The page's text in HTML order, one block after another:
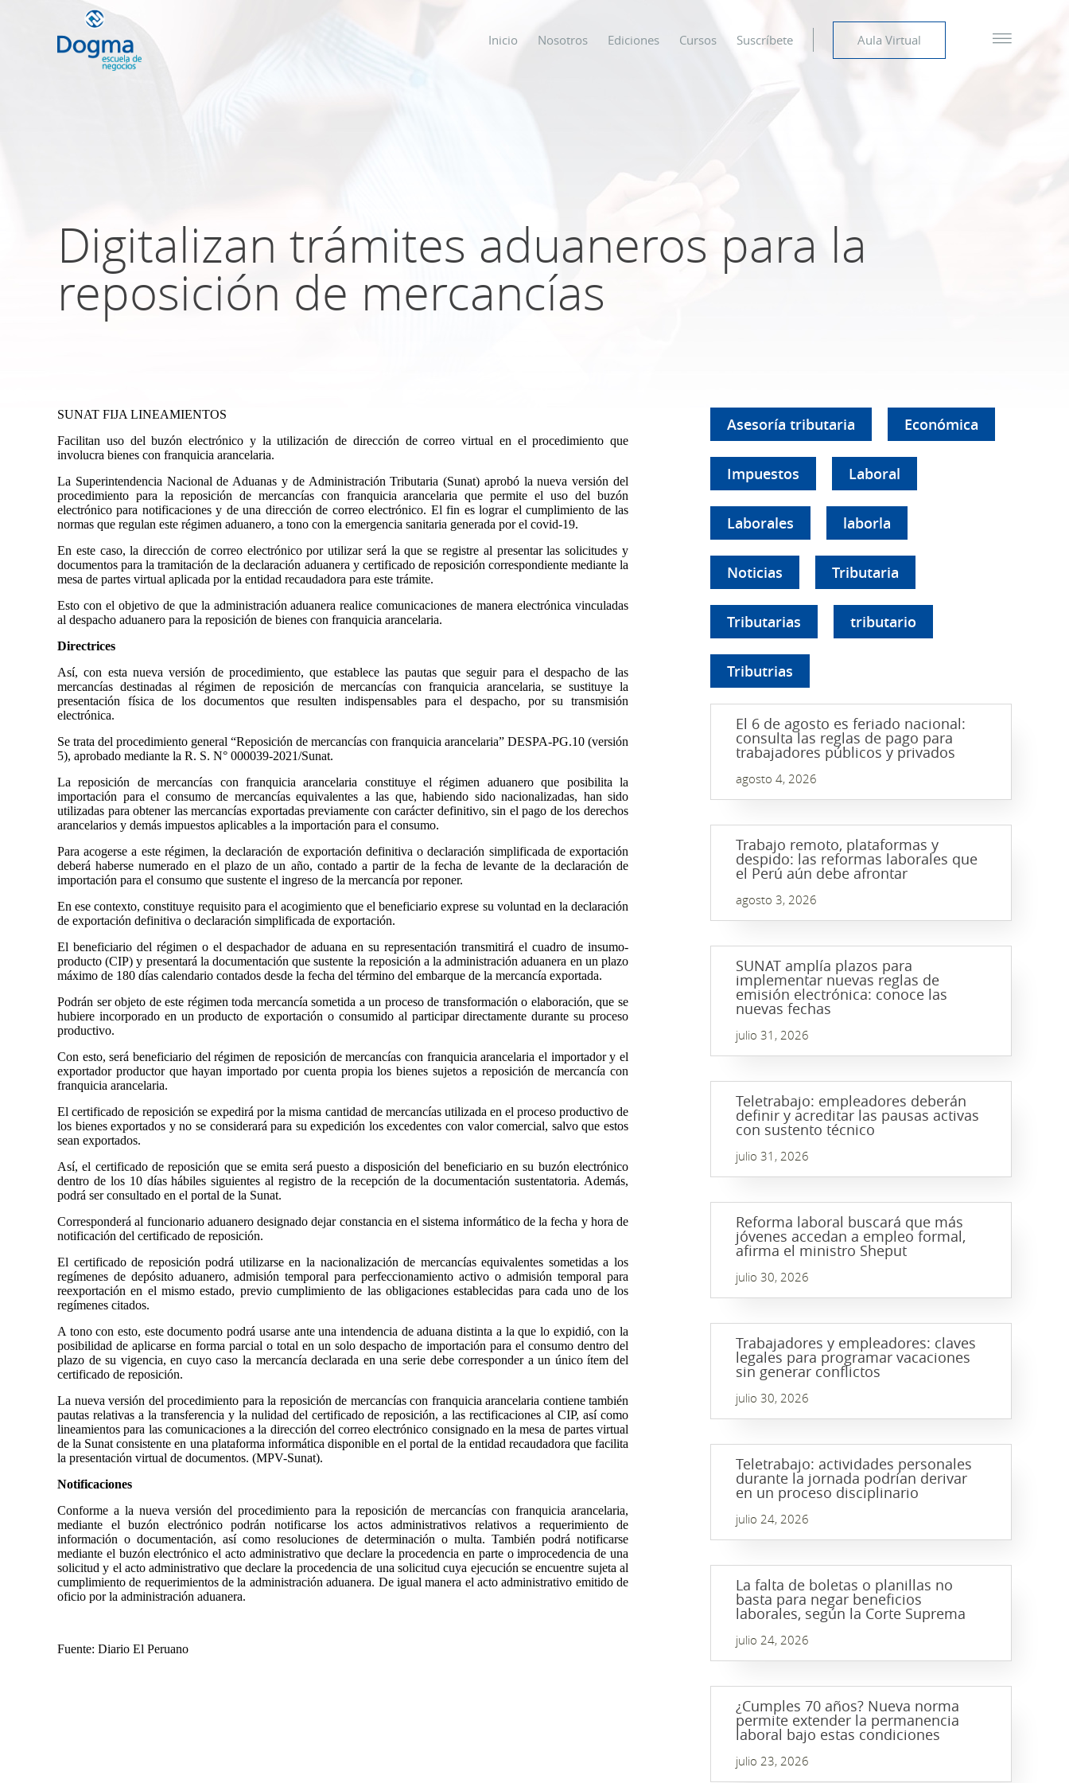
Inicio Nosotros Ediciones Cursos Suscríbete Aula Virtual
Digitalizan trámites aduaneros para la
reposición de mercancías
SUNAT FIJA LINEAMIENTOS
Facilitan uso del buzón electrónico y la utilización de dirección de correo virtual en el procedimiento que
involucra bienes con franquicia arancelaria.
La Superintendencia Nacional de Aduanas y de Administración Tributaria (Sunat) aprobó la nueva versión del
procedimiento para la reposición de mercancías con franquicia arancelaria que permite el uso del buzón
electrónico para notificaciones y de una dirección de correo electrónico. El fin es lograr el cumplimiento de las
normas que regulan este régimen aduanero, a tono con la emergencia sanitaria generada por el covid-19.
En este caso, la dirección de correo electrónico por utilizar será la que se registre al presentar las solicitudes y
documentos para la tramitación de la declaración aduanera y certificado de reposición correspondiente mediante la
mesa de partes virtual aplicada por la entidad recaudadora para este trámite.
Esto con el objetivo de que la administración aduanera realice comunicaciones de manera electrónica vinculadas
al despacho aduanero para la reposición de bienes con franquicia arancelaria.
Directrices
Así, con esta nueva versión de procedimiento, que establece las pautas que seguir para el despacho de las
mercancías destinadas al régimen de reposición de mercancías con franquicia arancelaria, se sustituye la
presentación física de los documentos que resulten indispensables para el despacho, por su transmisión
electrónica.
Se trata del procedimiento general “Reposición de mercancías con franquicia arancelaria” DESPA-PG.10 (versión
5), aprobado mediante la R. S. N° 000039-2021/Sunat.
La reposición de mercancías con franquicia arancelaria constituye el régimen aduanero que posibilita la
importación para el consumo de mercancías equivalentes a las que, habiendo sido nacionalizadas, han sido
utilizadas para obtener las mercancías exportadas previamente con carácter definitivo, sin el pago de los derechos
arancelarios y demás impuestos aplicables a la importación para el consumo.
Para acogerse a este régimen, la declaración de exportación definitiva o declaración simplificada de exportación
deberá haberse numerado en el plazo de un año, contado a partir de la fecha de levante de la declaración de
importación para el consumo que sustente el ingreso de la mercancía por reponer.
En ese contexto, constituye requisito para el acogimiento que el beneficiario exprese su voluntad en la declaración
de exportación definitiva o declaración simplificada de exportación.
El beneficiario del régimen o el despachador de aduana en su representación transmitirá el cuadro de insumo-
producto (CIP) y presentará la documentación que sustente la reposición a la administración aduanera en un plazo
máximo de 180 días calendario contados desde la fecha del término del embarque de la mercancía exportada.
Podrán ser objeto de este régimen toda mercancía sometida a un proceso de transformación o elaboración, que se
hubiere incorporado en un producto de exportación o consumido al participar directamente durante su proceso
productivo.
Con esto, será beneficiario del régimen de reposición de mercancías con franquicia arancelaria el importador y el
exportador productor que hayan importado por cuenta propia los bienes sujetos a reposición de mercancía con
franquicia arancelaria.
El certificado de reposición se expedirá por la misma cantidad de mercancías utilizada en el proceso productivo de
los bienes exportados y no se considerará para su expedición los excedentes con valor comercial, salvo que estos
sean exportados.
Así, el certificado de reposición que se emita será puesto a disposición del beneficiario en su buzón electrónico
dentro de los 10 días hábiles siguientes al registro de la recepción de la documentación sustentatoria. Además,
podrá ser consultado en el portal de la Sunat.
Corresponderá al funcionario aduanero designado dejar constancia en el sistema informático de la fecha y hora de
notificación del certificado de reposición.
El certificado de reposición podrá utilizarse en la nacionalización de mercancías equivalentes sometidas a los
regímenes de depósito aduanero, admisión temporal para perfeccionamiento activo o admisión temporal para
reexportación en el mismo estado, previo cumplimiento de las obligaciones establecidas para cada uno de los
regímenes citados.
A tono con esto, este documento podrá usarse ante una intendencia de aduana distinta a la que lo expidió, con la
posibilidad de aplicarse en forma parcial o total en un solo despacho de importación para el consumo dentro del
plazo de su vigencia, en cuyo caso la mercancía declarada en una serie debe corresponder a un único ítem del
certificado de reposición.
La nueva versión del procedimiento para la reposición de mercancías con franquicia arancelaria contiene también
pautas relativas a la transferencia y la nulidad del certificado de reposición, a las rectificaciones al CIP, así como
lineamientos para las comunicaciones a la dirección del correo electrónico consignado en la mesa de partes virtual
de la Sunat consistente en una plataforma informática disponible en el portal de la entidad recaudadora que facilita
la presentación virtual de documentos. (MPV-Sunat).
Notificaciones
Conforme a la nueva versión del procedimiento para la reposición de mercancías con franquicia arancelaria,
mediante el buzón electrónico podrán notificarse los actos administrativos relativos a requerimiento de
información o documentación, así como resoluciones de determinación o multa. También podrá notificarse
mediante el buzón electrónico el acto administrativo que declare la procedencia en parte o improcedencia de una
solicitud y el acto administrativo que declare la procedencia de una solicitud cuya ejecución se encuentre sujeta al
cumplimiento de requerimientos de la administración aduanera. De igual manera el acto administrativo emitido de
oficio por la administración aduanera.
Fuente: Diario El Peruano
Asesoría tributaria Económica
Impuestos Laboral
Laborales laborla
Noticias Tributaria
Tributarias tributario
Tributrias
El 6 de agosto es feriado nacional:
consulta las reglas de pago para
trabajadores públicos y privados
agosto 4, 2026
Trabajo remoto, plataformas y
despido: las reformas laborales que
el Perú aún debe afrontar
agosto 3, 2026
SUNAT amplía plazos para
implementar nuevas reglas de
emisión electrónica: conoce las
nuevas fechas
julio 31, 2026
Teletrabajo: empleadores deberán
definir y acreditar las pausas activas
con sustento técnico
julio 31, 2026
Reforma laboral buscará que más
jóvenes accedan a empleo formal,
afirma el ministro Sheput
julio 30, 2026
Trabajadores y empleadores: claves
legales para programar vacaciones
sin generar conflictos
julio 30, 2026
Teletrabajo: actividades personales
durante la jornada podrían derivar
en un proceso disciplinario
julio 24, 2026
La falta de boletas o planillas no
basta para negar beneficios
laborales, según la Corte Suprema
julio 24, 2026
¿Cumples 70 años? Nueva norma
permite extender la permanencia
laboral bajo estas condiciones
julio 23, 2026
TRIBUTACIÓN INTERNACIONAL | TODO SOBRE
NO DOMICILIADOS